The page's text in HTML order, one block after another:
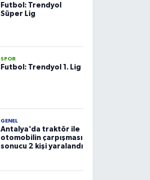
Futbol: Trendyol
Süper Lig
SPOR
Futbol: Trendyol 1. Lig
GENEL
Antalya'da traktör ile
otomobilin çarpışması
sonucu 2 kişi yaralandı